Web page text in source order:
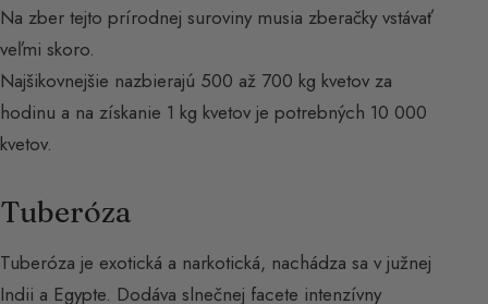
Na zber tejto prírodnej suroviny musia zberačky vstávať
veľmi skoro.
Najšikovnejšie nazbierajú 500 až 700 kg kvetov za
hodinu a na získanie 1 kg kvetov je potrebných 10 000
kvetov.
Tuberóza
Tuberóza je exotická a narkotická, nachádza sa v južnej
Indii a Egypte. Dodáva slnečnej facete intenzívny